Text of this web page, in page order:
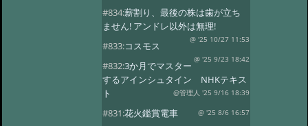
#834:薪割り、最後の株は歯が立ち
ません! アンドレ以外は無理!
@ '25 10/27 11:53
#833:コスモス
@ '25 9/23 18:42
#832:3か月でマスター
するアインシュタイン NHKテキス
ト
@管理人 '25 9/16 18:39
#831:花火鑑賞電車 @ '25 8/6 16:57